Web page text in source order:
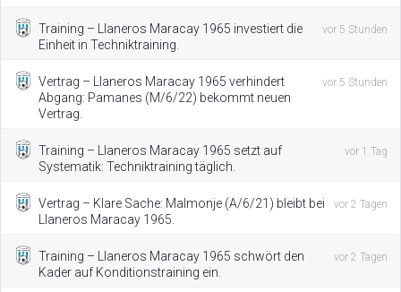
Training – Llaneros Maracay 1965 investiert die
Einheit in Techniktraining.
vor 5 Stunden
Vertrag – Llaneros Maracay 1965 verhindert
Abgang: Pamanes (M/6/22) bekommt neuen
Vertrag.
vor 5 Stunden
Training – Llaneros Maracay 1965 setzt auf
Systematik: Techniktraining täglich.
vor 1 Tag
Vertrag – Klare Sache: Malmonje (A/6/21) bleibt bei
Llaneros Maracay 1965.
vor 2 Tagen
Training – Llaneros Maracay 1965 schwört den
Kader auf Konditionstraining ein.
vor 2 Tagen